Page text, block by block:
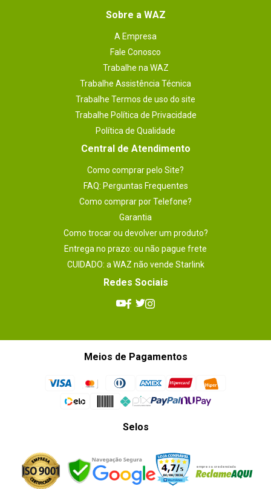
Sobre a WAZ
A Empresa
Fale Conosco
Trabalhe na WAZ
Trabalhe Assistência Técnica
Trabalhe Termos de uso do site
Trabalhe Política de Privacidade
Política de Qualidade
Central de Atendimento
Como comprar pelo Site?
FAQ: Perguntas Frequentes
Como comprar por Telefone?
Garantia
Como trocar ou devolver um produto?
Entrega no prazo: ou não pague frete
CUIDADO: a WAZ não vende Starlink
Redes Sociais
Meios de Pagamentos
Selos